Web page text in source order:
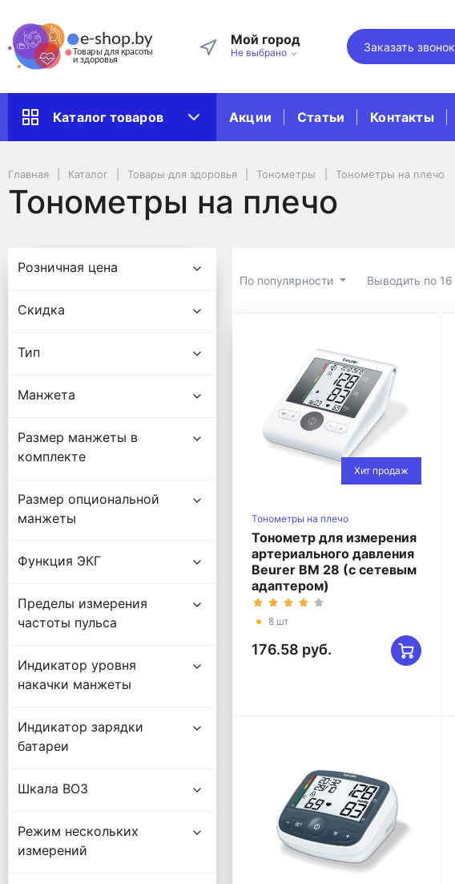
Мой город
Не выбрано Заказать звонок
Каталог товаров Акции Статьи Контакты
Главная Каталог Товары для здоровья Тонометры Тонометры на плечо
Тонометры на плечо
По популярности Выводить по 16
Хит продаж
Тонометры на плечо
Тонометр для измерения
артериального давления
Beurer BM 28 (с сетевым
адаптером)
8 шт
176.58 руб.
Розничная цена
Скидка
Тип
Манжета
Размер манжеты в
комплекте
Размер опциональной
манжеты
Функция ЭКГ
Пределы измерения
частоты пульса
Индикатор уровня
накачки манжеты
Индикатор зарядки
батареи
Шкала ВОЗ
Режим нескольких
измерений